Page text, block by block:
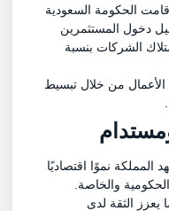
الحكومة السعودية
دخول المستثمرين
الشركات بنسبة
من خلال تبسيط
نموًا اقتصاديًا
والخاصة.
الثقة لدى